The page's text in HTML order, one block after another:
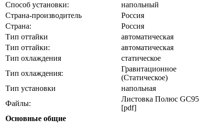
Способ установки:
напольный
Страна-производитель
Россия
Страна:
Россия
Тип оттайки
автоматическая
Тип оттайки:
автоматическая
Тип охлаждения
статическое
Тип охлаждения:
Гравитационное
(Статическое)
Тип установки
напольная
Файлы:
Листовка Полюс GC95
[pdf]
Основные общие